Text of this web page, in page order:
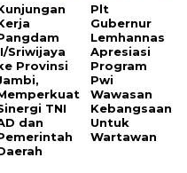
Sriwijaya
Provinsi
TNI
dan
Plt
Gubernur
Lemhannas
Apresiasi
Program
Pwi
Wawasan
Kebangsaan
Untuk
Wartawan